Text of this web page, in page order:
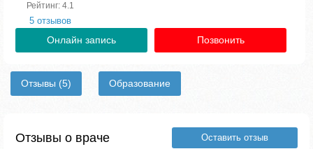
Рейтинг: 4.1
5 отзывов
Онлайн запись Позвонить
Отзывы (5) Образование
Отзывы о враче Оставить отзыв